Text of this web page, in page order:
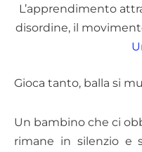
L’apprendimento
disordine, il
Gioca tanto, balla si
Un bambino che ci
rimane in silenzio e